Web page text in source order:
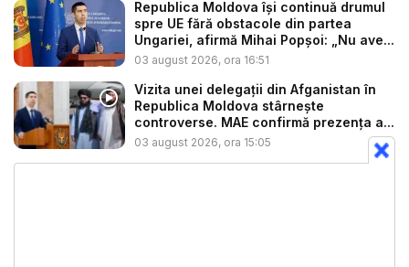
Republica Moldova își continuă drumul
spre UE fără obstacole din partea
Ungariei, afirmă Mihai Popșoi: „Nu ave...
03 august 2026, ora 16:51
Vizita unei delegații din Afganistan în
Republica Moldova stârnește
controverse. MAE confirmă prezența a...
03 august 2026, ora 15:05